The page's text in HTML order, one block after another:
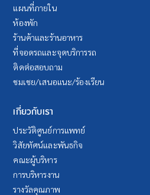
แผนที่ภายใน
ห้องพัก
ร้านค้าและร้านอาหาร
ที่จอดรถและจุดบริการรถ
ติดต่อสอบถาม
ชมเชย/เสนอแนะ/ร้องเรียน
เกี่ยวกับเรา
ประวัติศูนย์การแพทย์
วิสัยทัศน์และพันธกิจ
คณะผู้บริหาร
การบริหารงาน
รางวัลคุณภาพ